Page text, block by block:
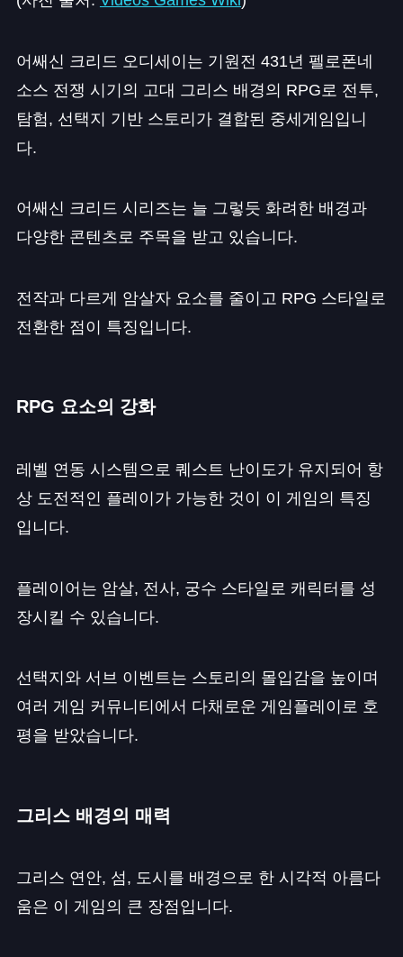
어쌔신 크리드 오디세이는 기원전 431년 펠로폰네
소스 전쟁 시기의 고대 그리스 배경의 RPG로 전투,
탐험, 선택지 기반 스토리가 결합된 중세게임입니
다.
어쌔신 크리드 시리즈는 늘 그렇듯 화려한 배경과
다양한 콘텐츠로 주목을 받고 있습니다.
전작과 다르게 암살자 요소를 줄이고 RPG 스타일로
전환한 점이 특징입니다.
RPG 요소의 강화
레벨 연동 시스템으로 퀘스트 난이도가 유지되어 항
상 도전적인 플레이가 가능한 것이 이 게임의 특징
입니다.
플레이어는 암살, 전사, 궁수 스타일로 캐릭터를 성
장시킬 수 있습니다.
선택지와 서브 이벤트는 스토리의 몰입감을 높이며
여러 게임 커뮤니티에서 다채로운 게임플레이로 호
평을 받았습니다.
그리스 배경의 매력
그리스 연안, 섬, 도시를 배경으로 한 시각적 아름다
움은 이 게임의 큰 장점입니다.